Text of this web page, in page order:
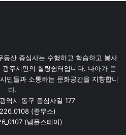
등산 증심사는 수행하고 학습하고 봉사
주시민의 힐링쉼터입니다. 나아가 문
민들과 소통하는 문화공간을 지향합니
다.
역시 동구 증심사길 177
(종무소)
(템플스테이)